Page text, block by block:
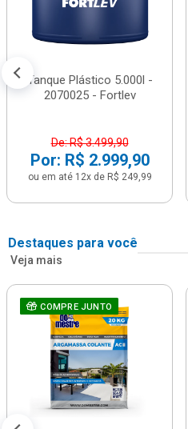
Tanque Plástico 5.000l -
2070025 - Fortlev
De: R$ 3.499,90
Por: R$ 2.999,90
ou em até 12x de R$ 249,99
Destaques para você
Veja mais
COMPRE JUNTO